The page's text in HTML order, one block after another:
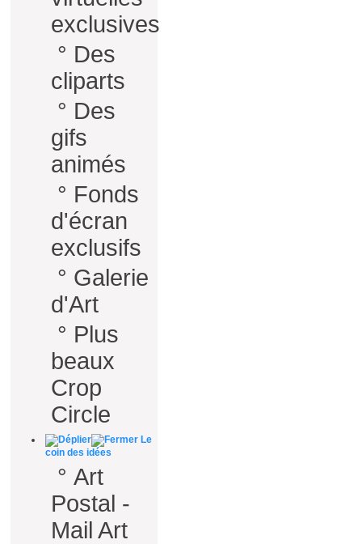
exclusives
° Des
cliparts
° Des
gifs
animés
° Fonds
d'écran
exclusifs
° Galerie
d'Art
° Plus
beaux
Crop
Circle
Le
coin des idées
° Art
Postal -
Mail Art